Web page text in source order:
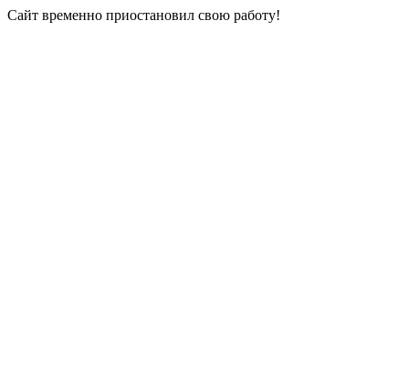
Сайт временно приостановил свою работу!